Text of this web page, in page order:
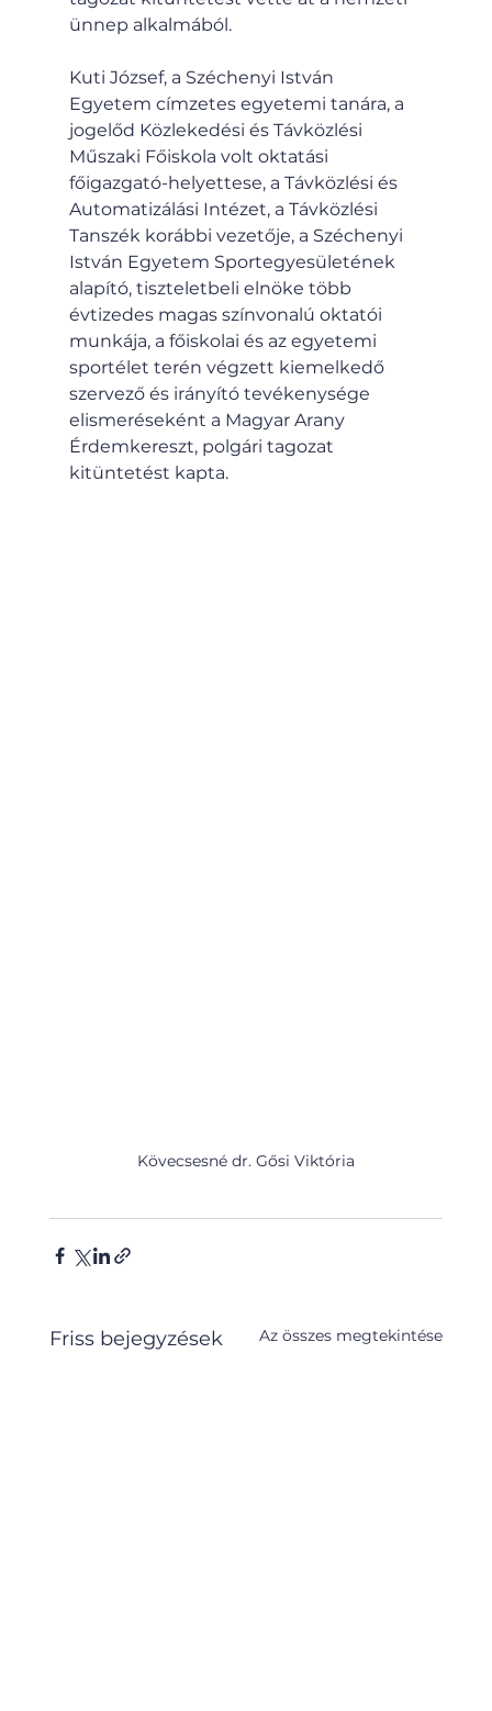
ünnep alkalmából.
Kuti József, a Széchenyi István
Egyetem címzetes egyetemi tanára, a
jogelőd Közlekedési és Távközlési
Műszaki Főiskola volt oktatási
főigazgató-helyettese, a Távközlési és
Automatizálási Intézet, a Távközlési
Tanszék korábbi vezetője, a Széchenyi
István Egyetem Sportegyesületének
alapító, tiszteletbeli elnöke több
évtizedes magas színvonalú oktatói
munkája, a főiskolai és az egyetemi
sportélet terén végzett kiemelkedő
szervező és irányító tevékenysége
elismeréseként a Magyar Arany
Érdemkereszt, polgári tagozat
kitüntetést kapta.
Kövecsesné dr. Gősi Viktória
Friss bejegyzések Az összes megtekintése